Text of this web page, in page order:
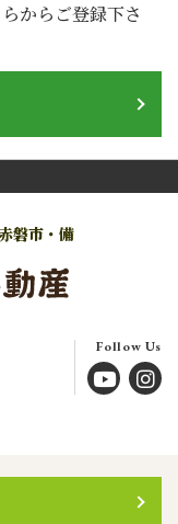
からご登録下さ
磐市・備
Follow Us